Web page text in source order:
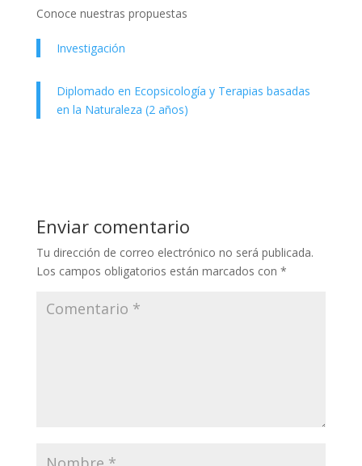
Conoce nuestras propuestas
Investigación
Diplomado en Ecopsicología y Terapias basadas
en la Naturaleza (2 años)
Enviar comentario
Tu dirección de correo electrónico no será publicada.
Los campos obligatorios están marcados con *